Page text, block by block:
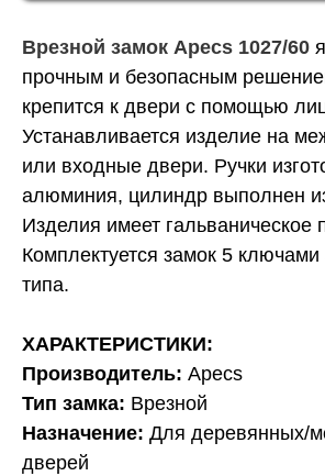
Врезной замок Apecs 1027/60
прочным и безопасным
крепится к двери с помощью
Устанавливается изделие на
или входные двери. Ручки
алюминия, цилиндр выполнен
Изделия имеет гальваническое
Комплектуется замок 5 ключами
типа.
ХАРАКТЕРИСТИКИ:
Производитель: Apecs
Тип замка: Врезной
Назначение: Для деревянных/
дверей